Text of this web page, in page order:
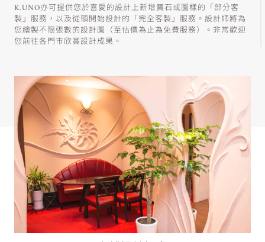
K.UNO亦可提供您於喜愛的設計上新增寶石或圖樣的「部分客
製」服務，以及從頭開始設計的「完全客製」服務。設計師將為
您繪製不限張數的設計圖（至估價為止為免費服務）。非常歡迎
您前往各門市欣賞設計成果。